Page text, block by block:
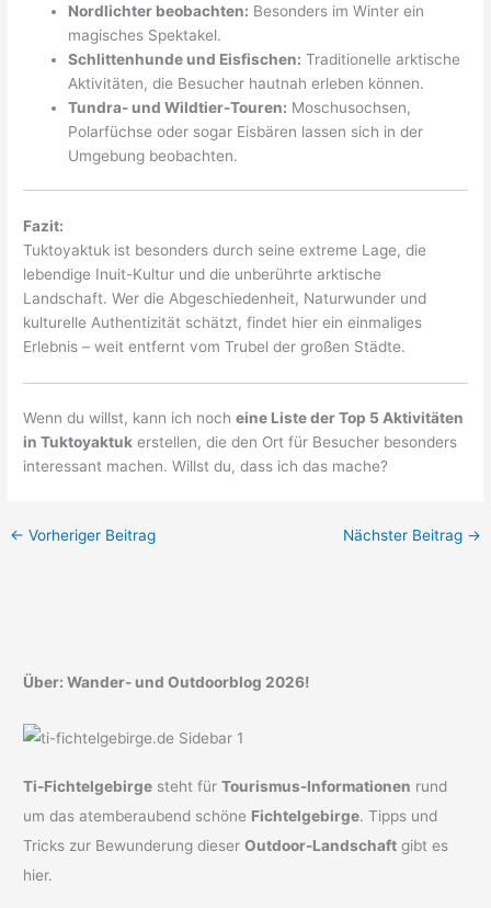
Nordlichter beobachten: Besonders im Winter ein
magisches Spektakel.
Schlittenhunde und Eisfischen: Traditionelle arktische
Aktivitäten, die Besucher hautnah erleben können.
Tundra- und Wildtier-Touren: Moschusochsen,
Polarfüchse oder sogar Eisbären lassen sich in der
Umgebung beobachten.
Fazit:
Tuktoyaktuk ist besonders durch seine extreme Lage, die
lebendige Inuit-Kultur und die unberührte arktische
Landschaft. Wer die Abgeschiedenheit, Naturwunder und
kulturelle Authentizität schätzt, findet hier ein einmaliges
Erlebnis – weit entfernt vom Trubel der großen Städte.
Wenn du willst, kann ich nocheine Liste der Top 5 Aktivitäten
in Tuktoyaktuk erstellen, die den Ort für Besucher besonders
interessant machen. Willst du, dass ich das mache?
← Vorheriger Beitrag Nächster Beitrag →
Über: Wander- und Outdoorblog 2026!
Ti-Fichtelgebirge steht fürTourismus-Informationen rund
um das atemberaubend schöne Fichtelgebirge. Tipps und
Tricks zur Bewunderung dieserOutdoor-Landschaft gibt es
hier.